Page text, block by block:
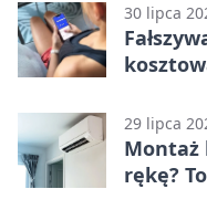
30 lipca
29 lipca
Montaż
rękę?